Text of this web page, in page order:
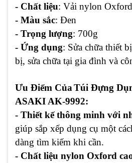
- Chất liệu: Vải nylon
- Màu sắc: Đen
- Trọng lượng: 700g
- Ứng dụng: Sửa chữa thiết
bị, sửa chữa tại gia đình và
Ưu Điểm CủaTúi Đựng
ASAKI AK-9992:
- Thiết kế thông minh với
giúp sắp xếp dụng cụ một
dàng tìm kiếm khi cần.
- Chất liệu nylon Oxford